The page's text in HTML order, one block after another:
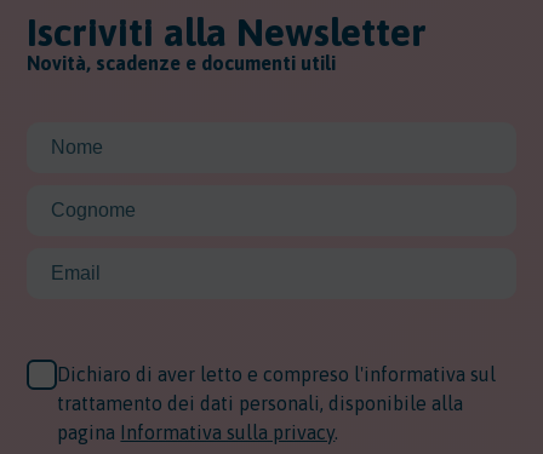
Iscriviti alla Newsletter
Novità, scadenze e documenti utili
Dichiaro di aver letto e compreso l'informativa sul
trattamento dei dati personali, disponibile alla
pagina Informativa sulla privacy.